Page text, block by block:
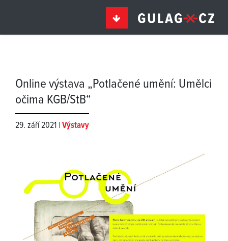
Online výstava „Potlačené umění: Umělci
očima KGB/StB“
29. září 2021 | Výstavy